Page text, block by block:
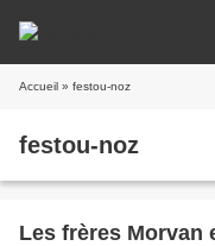
Accueil » festou-noz
festou-noz
Les frères Morvan